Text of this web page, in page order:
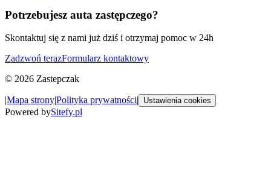
Potrzebujesz auta zastępczego?
Skontaktuj się z nami już dziś i otrzymaj pomoc w 24h
Zadzwoń terazFormularz kontaktowy
© 2026 Zastepczak
|Mapa strony|Polityka prywatności| Ustawienia cookies
Powered bySitefy.pl